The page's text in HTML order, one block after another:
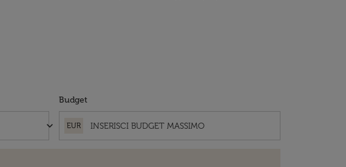
keyboard_arrow_down
Budget
EUR